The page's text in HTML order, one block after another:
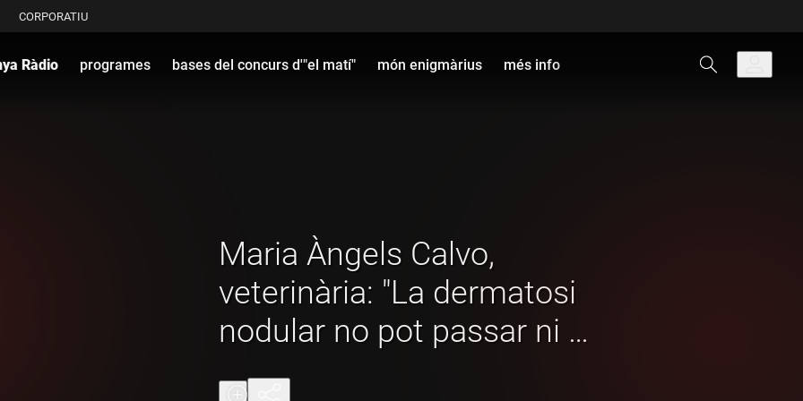
CORPORATIU
Ràdio programes bases del concurs d'"el matí" món enigmàrius més info
Maria Àngels Calvo,
veterinària: "La dermatosi
nodular no pot passar ni a
la carn ni a la llet"